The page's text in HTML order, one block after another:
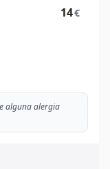
14€
alguna alergia